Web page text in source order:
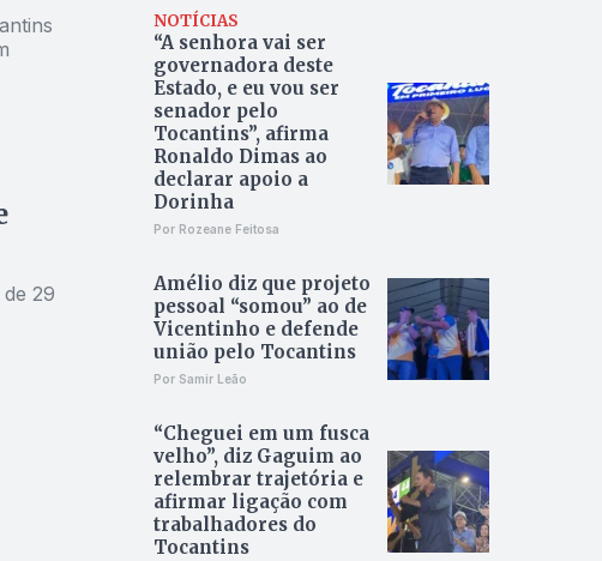
29
NOTÍCIAS
“A senhora vai ser
governadora deste
Estado, e eu vou ser
senador pelo
Tocantins”, afirma
Ronaldo Dimas ao
declarar apoio a
Dorinha
Por Rozeane Feitosa
Amélio diz que projeto
pessoal “somou” ao de
Vicentinho e defende
união pelo Tocantins
Por Samir Leão
“Cheguei em um fusca
velho”, diz Gaguim ao
relembrar trajetória e
afirmar ligação com
trabalhadores do
Tocantins